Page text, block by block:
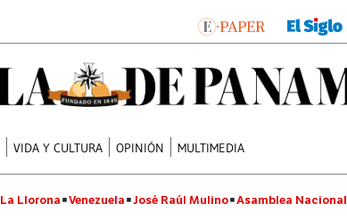
VIDA Y CULTURA OPINIÓN MULTIMEDIA
La Llorona Venezuela José Raúl Mulino Asamblea Nacional